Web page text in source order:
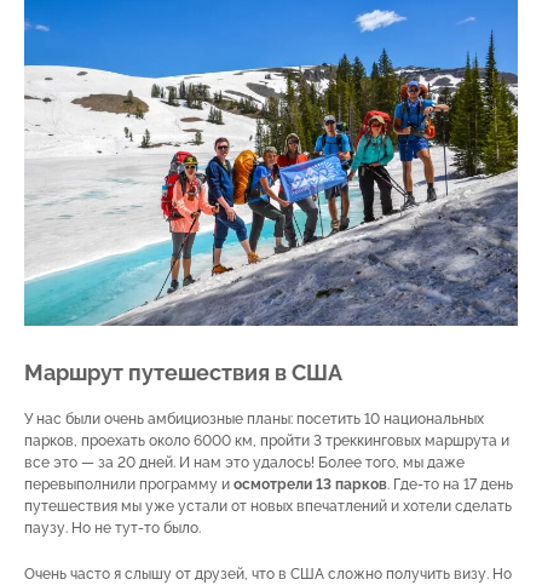
Маршрут путешествия в США
У нас были очень амбициозные планы: посетить 10 национальных
парков, проехать около 6000 км, пройти 3 треккинговых маршрута и
все это — за 20 дней. И нам это удалось! Более того, мы даже
перевыполнили программу и осмотрели 13 парков. Где-то на 17 день
путешествия мы уже устали от новых впечатлений и хотели сделать
паузу. Но не тут-то было.
Очень часто я слышу от друзей, что в США сложно получить визу. Но